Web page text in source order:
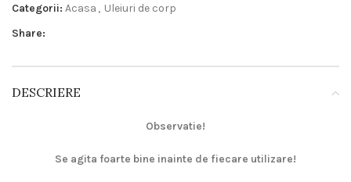
Categorii: Acasa , Uleiuri de corp
Share:
DESCRIERE
Observatie!
Se agita foarte bine inainte de fiecare utilizare!